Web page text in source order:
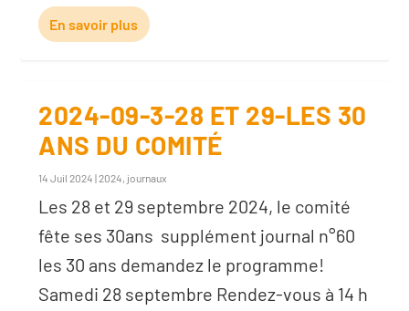
En savoir plus
2024-09-3-28 ET 29-LES 30
ANS DU COMITÉ
14 Juil 2024 |2024, journaux
Les 28 et 29 septembre 2024, le comité
fête ses 30ans supplément journal n°60
les 30 ans demandez le programme!
Samedi 28 septembre Rendez-vous à 14 h